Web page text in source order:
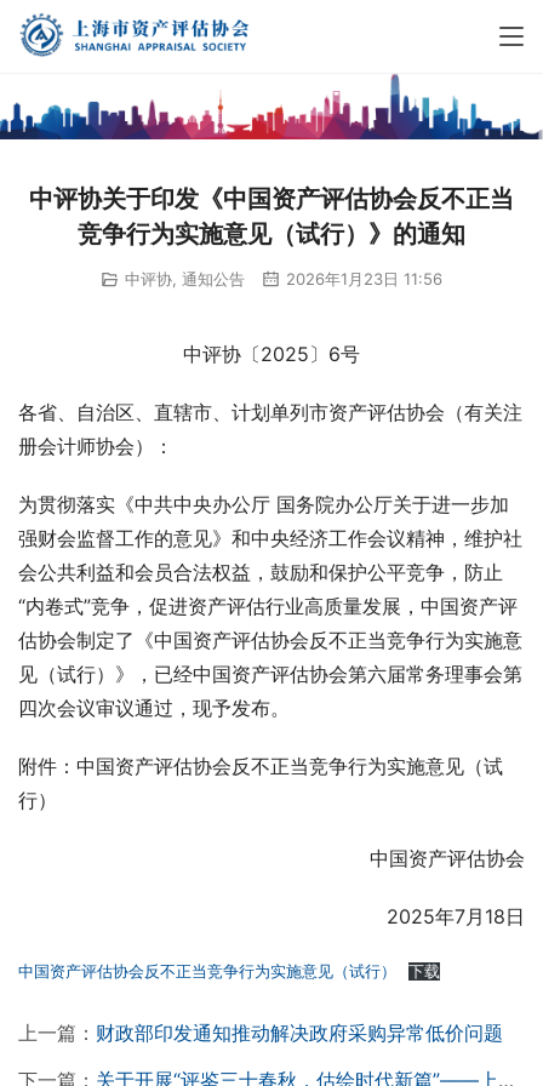
中评协关于印发《中国资产评估协会反不正当
竞争行为实施意见（试行）》的通知
中评协 通知公告 2026年1月23日 11:56
中评协〔2025〕6号
各省、自治区、直辖市、计划单列市资产评估协会（有关注
册会计师协会）：
为贯彻落实《中共中央办公厅 国务院办公厅关于进一步加
强财会监督工作的意见》和中央经济工作会议精神，维护社
会公共利益和会员合法权益，鼓励和保护公平竞争，防止
“内卷式”竞争，促进资产评估行业高质量发展，中国资产评
估协会制定了《中国资产评估协会反不正当竞争行为实施意
见（试行）》，已经中国资产评估协会第六届常务理事会第
四次会议审议通过，现予发布。
附件：中国资产评估协会反不正当竞争行为实施意见（试
行）
中国资产评估协会
2025年7月18日
中国资产评估协会反不正当竞争行为实施意见（试行） 下载
上一篇： 财政部印发通知推动解决政府采购异常低价问题
下一篇： 关于开展“评鉴三十春秋，估绘时代新篇”——上评协30周年机构宣传征文活动的通知